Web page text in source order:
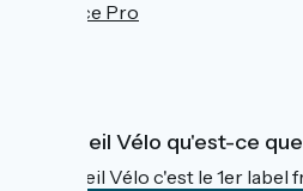
Espace Pro
Accueil Vélo qu'est-ce
Accueil Vélo c'est le 1er